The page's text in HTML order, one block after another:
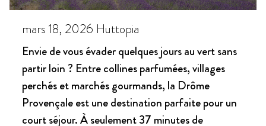
mars 18, 2026 Huttopia
Envie de vous évader quelques jours au vert sans
partir loin ? Entre collines parfumées, villages
perchés et marchés gourmands, la Drôme
Provençale est une destination parfaite pour un
court séjour. À seulement 37 minutes de